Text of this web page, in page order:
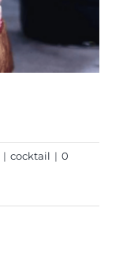
| cocktail | 0